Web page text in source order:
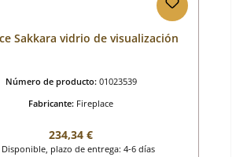
Sakkara vidrio de visualización
Número de producto: 01023539
Fabricante: Fireplace
Precio normal:
234,34 €
Disponible, plazo de entrega: 4-6 días